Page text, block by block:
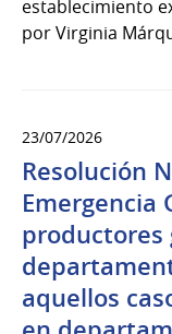
establecimiento
por Virginia
23/07/2026
Resolución
Emergencia
productores
aquellos